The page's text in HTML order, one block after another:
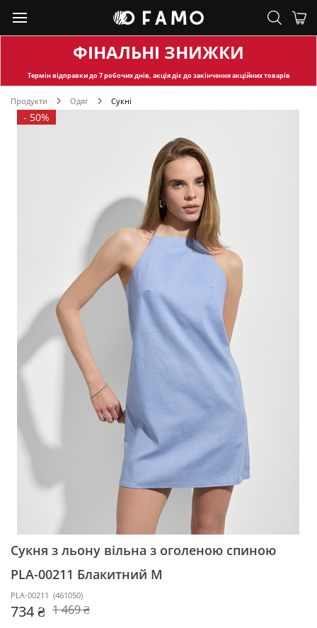
ФІНАЛЬНІ ЗНИЖКИ
Термін відправкидо 7 робочих днів, акція діє до закінчення акційних товарів
Продукти Одяг Сукні
- 50%
Сукня з льону вільна з оголеною спиною
PLA-00211 Блакитний M
PLA-00211 (461050)
734 ₴ 1 469 ₴